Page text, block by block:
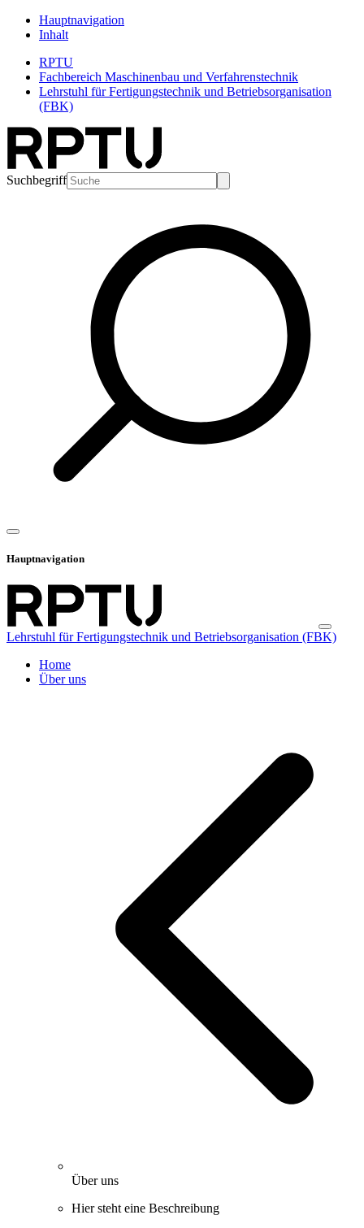
Hauptnavigation
Inhalt
RPTU
Fachbereich Maschinenbau und Verfahrenstechnik
Lehrstuhl für Fertigungstechnik und Betriebsorganisation
(FBK)
Suchbegriff
Hauptnavigation
Lehrstuhl für Fertigungstechnik und Betriebsorganisation (FBK)
Home
Über uns
Über uns
Hier steht eine Beschreibung